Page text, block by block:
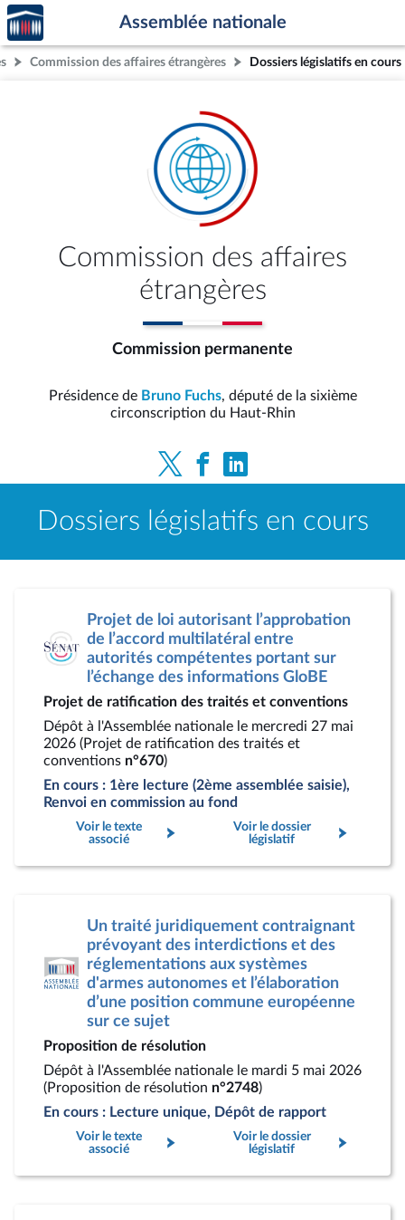
Aller au contenu
Aller en bas de la page
Accèder
à la
page
d'accueil
Assemblée nationale
Commission des affaires étrangères Dossiers législatifs en cours
Commission des affaires
étrangères
Commission permanente
Présidence de Bruno Fuchs, député de la sixième
circonscription du Haut-Rhin
Dossiers législatifs en cours
Projet de loi autorisant l’approbation
de l’accord multilatéral entre
autorités compétentes portant sur
l’échange des informations GloBE
Projet de ratification des traités et conventions
Dépôt à l'Assemblée nationale le mercredi 27 mai
2026 (Projet de ratification des traités et
conventions n°670)
En cours : 1ère lecture (2ème assemblée saisie),
Renvoi en commission au fond
Voir le texte
associé
Voir le dossier
législatif
Un traité juridiquement contraignant
prévoyant des interdictions et des
réglementations aux systèmes
d'armes autonomes et l’élaboration
d’une position commune européenne
sur ce sujet
Proposition de résolution
Dépôt à l'Assemblée nationale le mardi 5 mai 2026
(Proposition de résolution n°2748)
En cours : Lecture unique, Dépôt de rapport
Voir le texte
associé
Voir le dossier
législatif